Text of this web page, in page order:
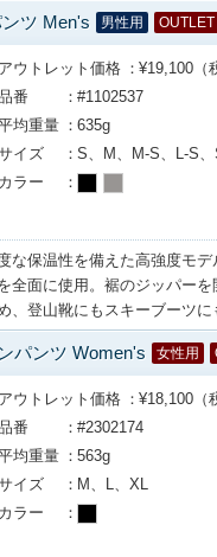
ツ Men's 男性用 OUTLET
アウトレット価格
¥19,100（
番
#1102537
均重量
635g
イズ
S、M、M-S、L-S
カラー
な保温性を備えた高強度モデ
全面に使用。裾のジッパー
、登山靴にもスキーブーツに
パンツ Women's 女性用
アウトレット価格
¥18,100（
番
#2302174
均重量
563g
イズ
M、L、XL
カラー